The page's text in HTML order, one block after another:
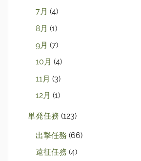
7月 (4)
8月 (1)
9月 (7)
10月 (4)
11月 (3)
12月 (1)
単発任務 (123)
出撃任務 (66)
遠征任務 (4)